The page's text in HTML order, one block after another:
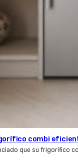
combi
que su frigorífico